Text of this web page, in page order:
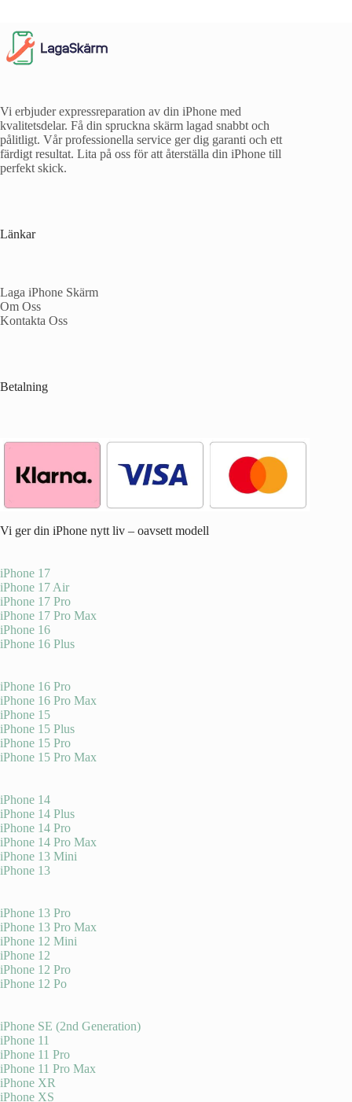
Vi erbjuder expressreparation av din iPhone med
kvalitetsdelar. Få din spruckna skärm lagad snabbt och
pålitligt. Vår professionella service ger dig garanti och ett
färdigt resultat. Lita på oss för att återställa din iPhone till
perfekt skick.
Länkar
Laga iPhone Skärm
Om Oss
Kontakta Oss
Betalning
Vi ger din iPhone nytt liv – oavsett modell
iPhone 17
iPhone 17 Air
iPhone 17 Pro
iPhone 17 Pro Max
iPhone 16
iPhone 16 Plus
iPhone 16 Pro
iPhone 16 Pro Max
iPhone 15
iPhone 15 Plus
iPhone 15 Pro
iPhone 15 Pro Max
iPhone 14
iPhone 14 Plus
iPhone 14 Pro
iPhone 14 Pro Max
iPhone 13 Mini
iPhone 13
iPhone 13 Pro
iPhone 13 Pro Max
iPhone 12 Mini
iPhone 12
iPhone 12 Pro
iPhone 12 Po
iPhone SE (2nd Generation)
iPhone 11
iPhone 11 Pro
iPhone 11 Pro Max
iPhone XR
iPhone XS